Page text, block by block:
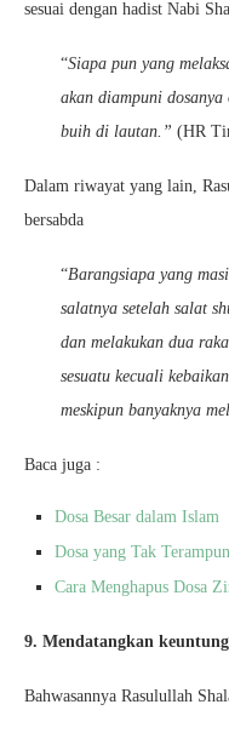
sesuai dengan hadist Nabi
“Siapa pun yang
akan diampuni
buih di lautan.” (HR
Dalam riwayat yang lain,
bersabda
“Barangsiapa yang
salatnya setelah salat
dan melakukan dua
sesuatu kecuali
meskipun banyaknya
Baca juga :
Dosa Besar dalam Islam
Dosa yang Tak
Cara Menghapus Dosa
9. Mendatangkan
Bahwasannya Rasulullah